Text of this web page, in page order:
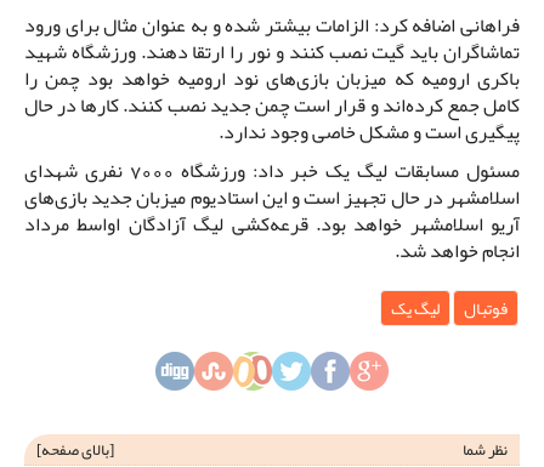
فراهانی اضافه کرد: الزامات بیشتر شده و به عنوان مثال برای ورود
تماشاگران باید گیت نصب کنند و نور را ارتقا دهند. ورزشگاه شهید
باکری ارومیه که میزبان بازی‌های نود ارومیه خواهد بود چمن را
کامل جمع کرده‌اند و قرار است چمن جدید نصب کنند. کارها در حال
پیگیری است و مشکل خاصی وجود ندارد.
مسئول مسابقات لیگ یک خبر داد: ورزشگاه 7000 نفری شهدای
اسلامشهر در حال تجهیز است و این استادیوم میزبان جدید بازی‌های
آریو اسلامشهر خواهد بود. قرعه‌کشی لیگ آزادگان اواسط مرداد
انجام خواهد شد.
فوتبال لیگ یک
نظر شما [بالای صفحه]